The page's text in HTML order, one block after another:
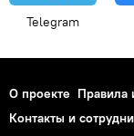
Telegram
О проекте Правила
Контакты и